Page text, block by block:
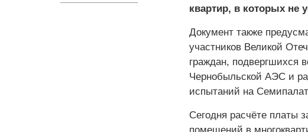
квартир, в которых не
Документ также
участников Великой
граждан, подвергшихся
Чернобыльской АЭС и
испытаний на
Сегодня расчёте платы